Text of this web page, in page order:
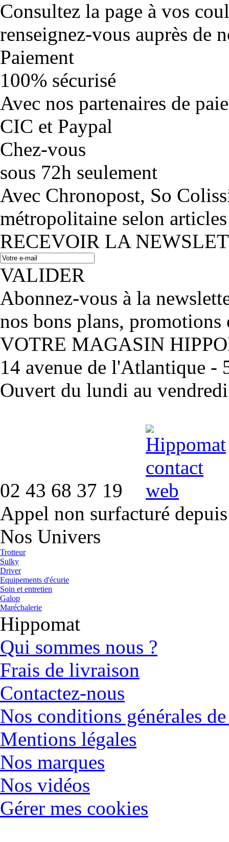
Consultez la page à vos
renseignez-vous auprès de
Paiement
100% sécurisé
Avec nos partenaires de
CIC et Paypal
Chez-vous
sous 72h seulement
Avec Chronopost, So
métropolitaine selon
RECEVOIR LA
VALIDER
Abonnez-vous à la
nos bons plans, promotions
VOTRE MAGASIN
14 avenue de l'Atlantique -
Ouvert du lundi au
02 43 68 37 19
Appel non surfacturé
Nos Univers
Trotteur
Sulky
Driver
Equipements d'écurie
Soin et entretien
Galop
Maréchalerie
Hippomat
Qui sommes nous ?
Frais de livraison
Contactez-nous
Nos conditions générales
Mentions légales
Nos marques
Nos vidéos
Gérer mes cookies